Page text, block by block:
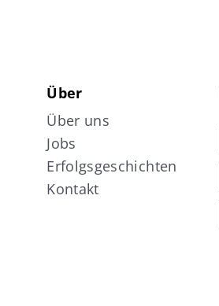
Über
Über uns
Jobs
Erfolgsgeschichten
Kontakt